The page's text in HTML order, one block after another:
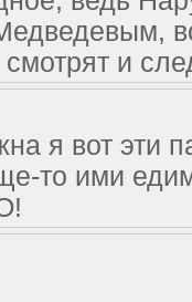
и
я вот эти
то ими